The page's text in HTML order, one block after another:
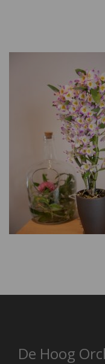
De Hoog